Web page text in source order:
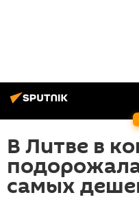
В Литве в
самых